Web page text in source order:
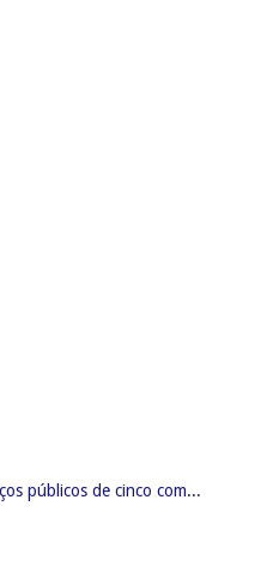
públicos de cinco com...